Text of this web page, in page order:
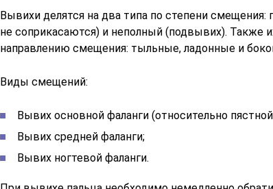
Вывихи делятся на два типа по степени
не соприкасаются) и неполный (подвывих). Также
направлению смещения: тыльные, ладонные и
Виды смещений:
Вывих основной фаланги (относительно
Вывих средней фаланги;
Вывих ногтевой фаланги.